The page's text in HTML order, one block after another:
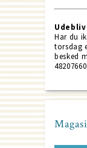
Har du
torsdag
besked